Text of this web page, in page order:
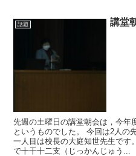
話題 講堂
先週の土曜日の講堂朝会は，今年
というものでした。 今回は2人の
一人目は校長の大庭知世先生です
で十干十二支（じっかんじゅう...